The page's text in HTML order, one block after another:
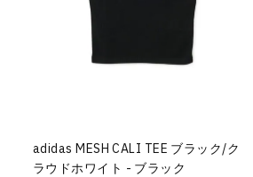
adidas MESH CALI TEE ブラック/ク
ラウドホワイト - ブラック